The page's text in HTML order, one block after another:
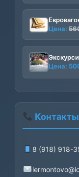
Цена:
Цена:
Контакты
8 (918) 918-